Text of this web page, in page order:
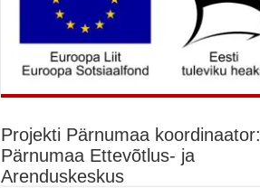
Projekti Pärnumaa koordinaator:
Pärnumaa Ettevõtlus- ja
Arenduskeskus